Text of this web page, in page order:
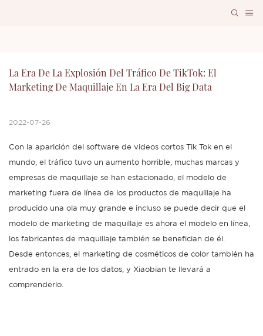
La Era De La Explosión Del Tráfico De TikTok: El
Marketing De Maquillaje En La Era Del Big Data
2022-07-26
Con la aparición del software de videos cortos Tik Tok en el
mundo, el tráfico tuvo un aumento horrible, muchas marcas y
empresas de maquillaje se han estacionado, el modelo de
marketing fuera de línea de los productos de maquillaje ha
producido una ola muy grande e incluso se puede decir que el
modelo de marketing de maquillaje es ahora el modelo en línea,
los fabricantes de maquillaje también se benefician de él.
Desde entonces, el marketing de cosméticos de color también ha
entrado en la era de los datos, y Xiaobian te llevará a
comprenderlo.